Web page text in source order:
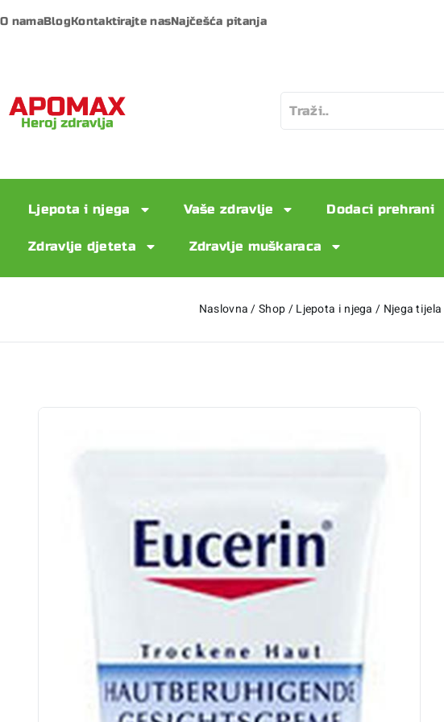
O namaBlogKontaktirajte nasNajčešća pitanja
Ljepota i njega Vaše zdravlje Dodaci prehrani
Zdravlje djeteta Zdravlje muškaraca
Naslovna /Shop/Ljepota i njega / Njega tijela